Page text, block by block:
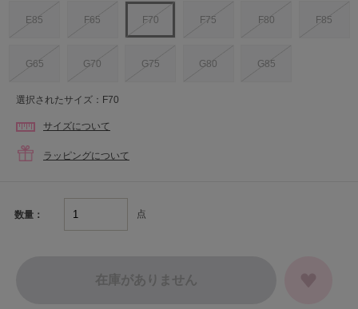
E85 F65 F70 F75 F80 F85
G65 G70 G75 G80 G85
選択されたサイズ：F70
サイズについて
ラッピングについて
数量： 点
在庫がありません